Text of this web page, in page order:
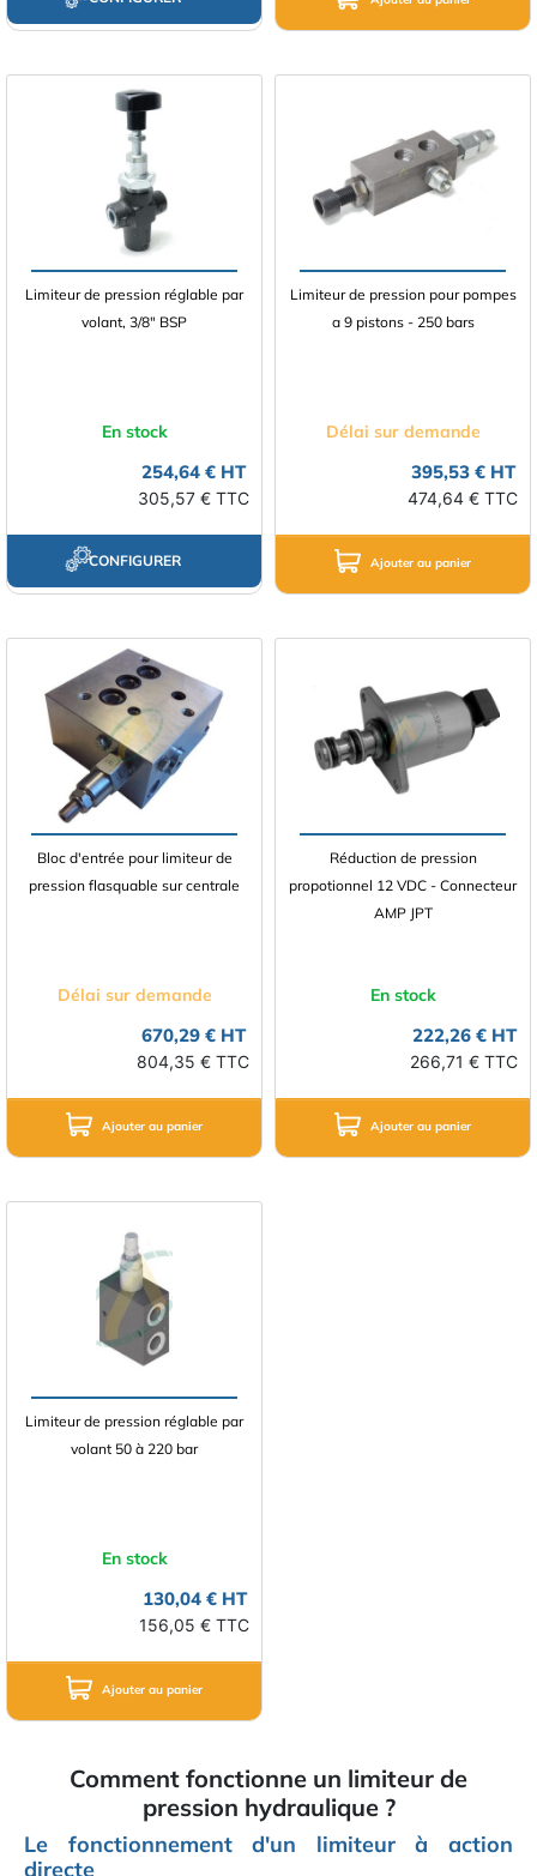
Limiteur de pression réglable par
volant, 3/8" BSP
En stock
254,64 € HT
305,57 € TTC
CONFIGURER
Limiteur de pression pour pompes
a 9 pistons - 250 bars
Délai sur demande
395,53 € HT
474,64 € TTC
Ajouter au panier
Bloc d'entrée pour limiteur de
pression flasquable sur centrale
Délai sur demande
670,29 € HT
804,35 € TTC
Ajouter au panier
Réduction de pression
propotionnel 12 VDC - Connecteur
AMP JPT
En stock
222,26 € HT
266,71 € TTC
Ajouter au panier
Limiteur de pression réglable par
volant 50 à 220 bar
En stock
130,04 € HT
156,05 € TTC
Ajouter au panier
Comment fonctionne un limiteur de
pression hydraulique ?
Le fonctionnement d'un limiteur à action
directe